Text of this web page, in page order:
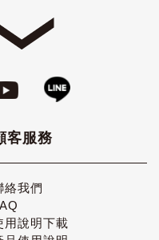
客服務
絡我們
用說明下載